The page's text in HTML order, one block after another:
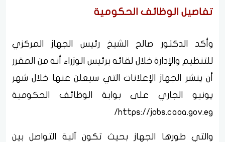
تفاصيل الوظائف الحكومية
وأكد الدكتور صالح الشيخ رئيس الجهاز المركزي
للتنظيم والإدارة خلال لقائه برئيس الوزراء أنه من المقرر
أن ينشر الجهاز الإعلانات التي سيعلن عنها خلال شهر
يونيو الجاري على بوابة الوظائف الحكومية
https://jobs.caoa.gov.eg/
والتي طورها الجهاز بحيث تكون آلية التواصل بين